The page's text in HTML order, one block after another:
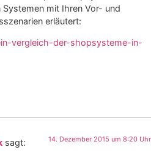
mit Ihren Vor- und
erläutert:
vergleich-der-shopsysteme-in-
sagt: 14. Dezember 2015 um 8:20 Uhr